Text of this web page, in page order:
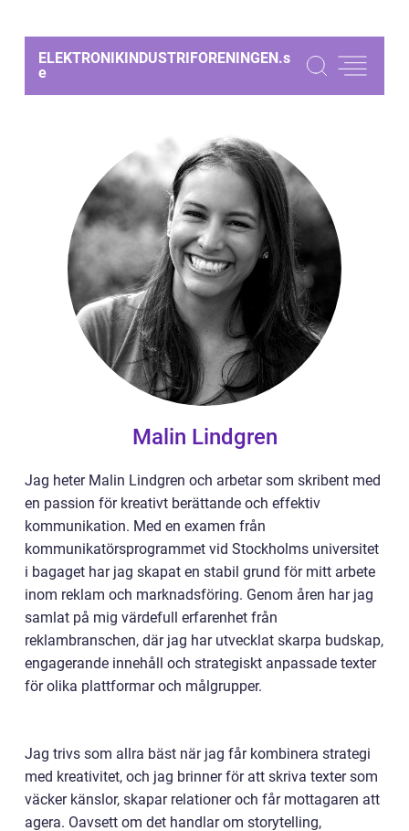
ELEKTRONIKINDUSTRIFORENINGEN.s
e
Malin Lindgren
Jag heter Malin Lindgren och arbetar som skribent med
en passion för kreativt berättande och effektiv
kommunikation. Med en examen från
kommunikatörsprogrammet vid Stockholms universitet
i bagaget har jag skapat en stabil grund för mitt arbete
inom reklam och marknadsföring. Genom åren har jag
samlat på mig värdefull erfarenhet från
reklambranschen, där jag har utvecklat skarpa budskap,
engagerande innehåll och strategiskt anpassade texter
för olika plattformar och målgrupper.
Jag trivs som allra bäst när jag får kombinera strategi
med kreativitet, och jag brinner för att skriva texter som
väcker känslor, skapar relationer och får mottagaren att
agera. Oavsett om det handlar om storytelling,